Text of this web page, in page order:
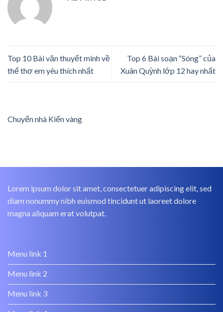
Top 10 Bài văn thuyết minh về
thể thơ em yêu thích nhất
Top 6 Bài soạn “Sóng” của
Xuân Quỳnh lớp 12 hay nhất
Chuyển nhà Kiến vàng
Lorem ipsum dolor sit amet, consectetuer adipiscing elit, sed
diam nonummy nibh euismod tincidunt ut laoreet dolore
magna aliquam erat volutpat.
Menu link 1
Menu link 2
Menu link 3